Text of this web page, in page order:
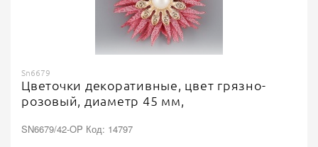
Sn6679
Цветочки декоративные, цвет грязно-
розовый, диаметр 45 мм,
SN6679/42-OP Код: 14797